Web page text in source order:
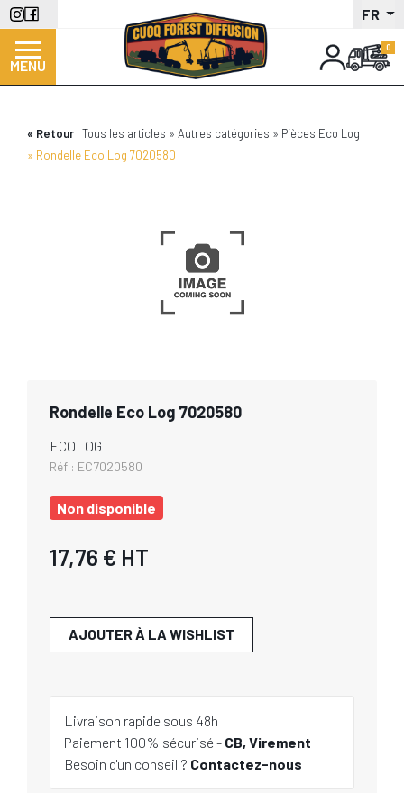
Aller
au
contenu
principal
FR
MENU
Retour Tous les articles Autres catégories
Pièces Eco Log
Rondelle Eco Log 7020580
Rondelle Eco Log 7020580
ECOLOG
Réf : EC7020580
Non disponible
17,76 € HT
AJOUTER À LA WISHLIST
Livraison rapide sous 48h
Paiement 100% sécurisé - CB, Virement
Besoin d'un conseil ? Contactez-nous